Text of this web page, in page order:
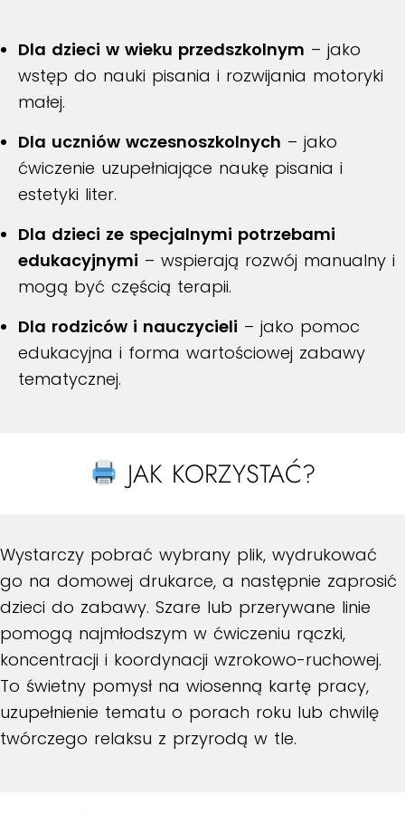
Dla dzieci w wieku przedszkolnym – jako
wstęp do nauki pisania i rozwijania motoryki
małej.
Dla uczniów wczesnoszkolnych – jako
ćwiczenie uzupełniające naukę pisania i
estetyki liter.
Dla dzieci ze specjalnymi potrzebami
edukacyjnymi – wspierają rozwój manualny i
mogą być częścią terapii.
Dla rodziców i nauczycieli – jako pomoc
edukacyjna i forma wartościowej zabawy
tematycznej.
JAK KORZYSTAĆ?
Wystarczy pobrać wybrany plik, wydrukować
go na domowej drukarce, a następnie zaprosić
dzieci do zabawy. Szare lub przerywane linie
pomogą najmłodszym w ćwiczeniu rączki,
koncentracji i koordynacji wzrokowo-ruchowej.
To świetny pomysł na wiosenną kartę pracy,
uzupełnienie tematu o porach roku lub chwilę
twórczego relaksu z przyrodą w tle.